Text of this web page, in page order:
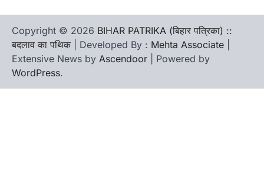
Copyright © 2026 BIHAR PATRIKA (बिहार पत्रिका) ::
बदलाव का पथिक | Developed By : Mehta Associate
Extensive News by Ascendoor | Powered by
WordPress.